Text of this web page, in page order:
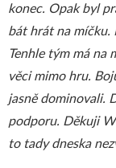
konec. Opak byl
bát hrát na míčku.
Tenhle tým má na
věci mimo hru.
jasně dominovali.
podporu. Děkuji
to tady dneska